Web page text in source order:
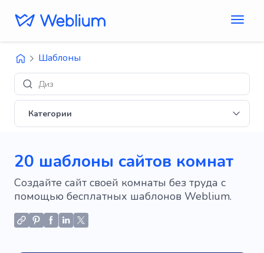
Шаблоны
Дизайны 'E-commerce'
Категории
20 шаблоны сайтов комнат
Создайте сайт своей комнаты без труда с
помощью бесплатных шаблонов Weblium.